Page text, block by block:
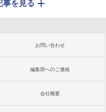
事を見る
お問い合わせ
編集部へのご連絡
会社概要